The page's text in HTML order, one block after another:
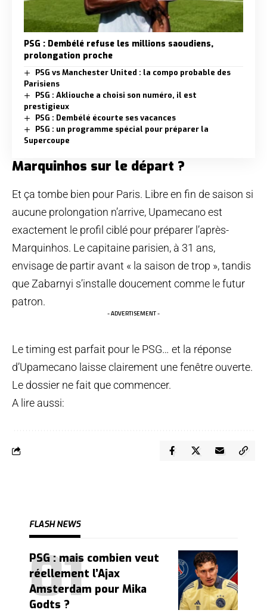
PSG : Dembélé refuse les millions saoudiens,
prolongation proche
PSG vs Manchester United : la compo probable des
Parisiens
PSG : Akliouche a choisi son numéro, il est
prestigieux
PSG : Dembélé écourte ses vacances
PSG : un programme spécial pour préparer la
Supercoupe
Marquinhos sur le départ ?
Et ça tombe bien pour Paris. Libre en fin de saison si
aucune prolongation n’arrive, Upamecano est
exactement le profil ciblé pour préparer l’après-
Marquinhos. Le capitaine parisien, à 31 ans,
envisage de partir avant « la saison de trop », tandis
que Zabarnyi s’installe doucement comme le futur
patron.
- ADVERTISEMENT -
Le timing est parfait pour le PSG… et la réponse
d’Upamecano laisse clairement une fenêtre ouverte.
Le dossier ne fait que commencer.
A lire aussi:
FLASH NEWS
PSG : mais combien veut
réellement l’Ajax
Amsterdam pour Mika
Godts ?